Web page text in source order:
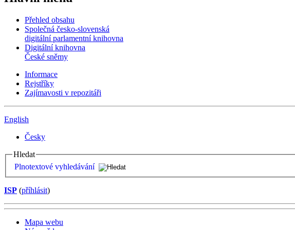
Přehled obsahu
Společná česko-slovenská
digitální parlamentní knihovna
Digitální knihovna
České sněmy
Informace
Rejstříky
Zajímavosti v repozitáři
English
Česky
Hledat
Plnotextové vyhledávání
ISP (příhlásit)
Mapa webu